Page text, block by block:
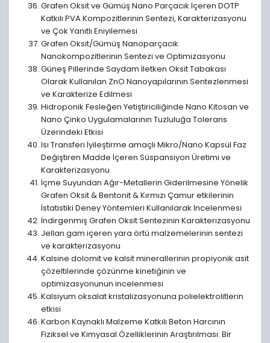
Grafen Oksit ve Gümüş Nano Parçacık İçeren DOTP
Katkılı PVA Kompozitlerinin Sentezi, Karakterizasyonu
ve Çok Yanıtlı Eniyilemesi
Grafen Oksit/Gümüş Nanoparçacık
Nanokompozitlerinin Sentezi ve Optimizasyonu
Güneş Pillerinde Saydam İletken Oksit Tabakası
Olarak Kullanılan ZnO Nanoyapılarının Sentezlenmesi
ve Karakterize Edilmesi
Hidroponik Fesleğen Yetiştiriciliğinde Nano Kitosan ve
Nano Çinko Uygulamalarının Tuzluluğa Tolerans
Üzerindeki Etkisi
Isı Transferi İyileştirme amaçlı Mikro/Nano Kapsül Faz
Değiştiren Madde İçeren Süspansiyon Üretimi ve
Karakterizasyonu
İçme Suyundan Ağır-Metallerin Giderilmesine Yönelik
Grafen Oksit & Bentonit & Kırmızı Çamur etkilerinin
İstatistiki Deney Yöntemleri Kullanılarak İncelenmesi
İndirgenmiş Grafen Oksit Sentezinin Karakterizasyonu
Jellan gam içeren yara örtü malzemelerinin sentezi
ve karakterizasyonu
Kalsine dolomit ve kalsit minerallerinin propiyonik asit
çözeltilerinde çözünme kinetiğinin ve
optimizasyonunun incelenmesi
Kalsiyum oksalat kristalizasyonuna polielektrolitlerin
etkisi
Karbon Kaynaklı Malzeme Katkılı Beton Harcının
Fiziksel ve Kimyasal Özelliklerinin Araştırılması: Bir